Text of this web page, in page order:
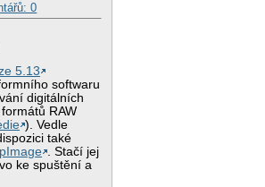
0
5.13
softwaru
digitálních
RAW
). Vedle
také
. Stačí jej
ke spuštění a